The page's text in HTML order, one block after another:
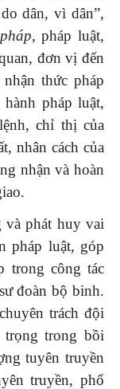
dân, vì dân”,
, pháp luật,
đơn vị đến
thức pháp
pháp luật,
chỉ thị của
nhân cách của
nhận và hoàn
và phát huy vai
pháp luật, góp
trong công tác
đoàn bộ binh.
trách đội
trọng trong bồi
tuyên truyền
truyền, phổ